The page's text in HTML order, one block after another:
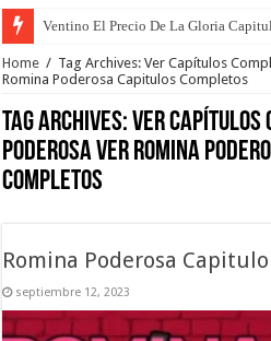
Ventino El Precio De La Gloria
Home / Tag Archives: Ver Capítulos
Romina Poderosa Capitulos Completos
Tag Archives:Ver Capítulos
Poderosa Ver Romina
Completos
Romina Poderosa
septiembre 12, 2023